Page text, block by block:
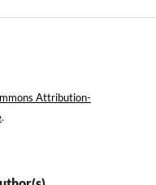
Attribution-
.